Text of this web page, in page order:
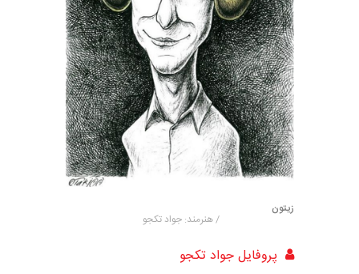
زیتون
/ هنرمند: جواد تکجو
پروفایل جواد تکجو